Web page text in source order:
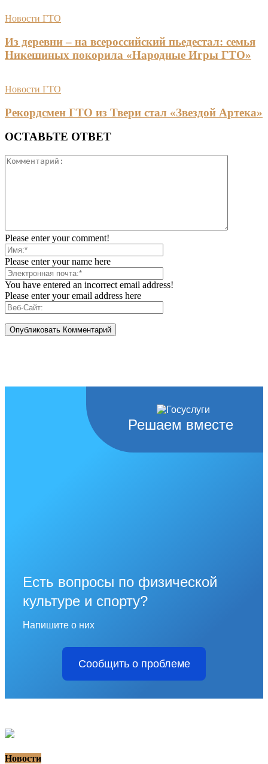
Новости ГТО
Из деревни – на всероссийский пьедестал: семья
Никешиных покорила «Народные Игры ГТО»
Новости ГТО
Рекордсмен ГТО из Твери стал «Звездой Артека»
ОСТАВЬТЕ ОТВЕТ
Please enter your comment!
Please enter your name here
You have entered an incorrect email address!
Please enter your email address here
Решаем вместе
Есть вопросы по физической
культуре и спорту?
Напишите о них
Сообщить о проблеме
Новости